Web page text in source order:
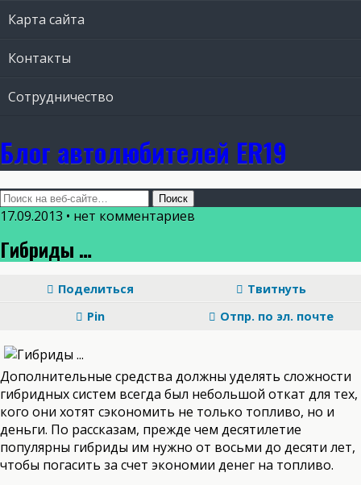
Карта сайта
Контакты
Сотрудничество
Блог автолюбителей ER19
17.09.2013 • нет комментариев
Гибриды …
Поделиться
Твитнуть
Pin
Отпр. по эл. почте
Дополнительные средства должны уделять сложности
гибридных систем всегда был небольшой откат для тех,
кого они хотят сэкономить не только топливо, но и
деньги. По рассказам, прежде чем десятилетие
популярны гибриды им нужно от восьми до десяти лет,
чтобы погасить за счет экономии денег на топливо.